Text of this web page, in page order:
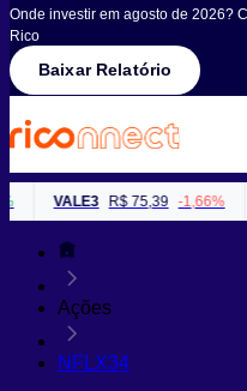
Onde investir em agosto de 2026?
Rico
Baixar Relatório
VALE3 R$ 75,39 -1,66%
Ações
NFLX34